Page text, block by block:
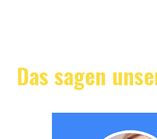
Das sagen